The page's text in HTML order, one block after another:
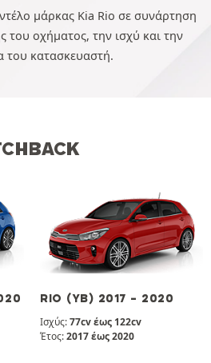
μάρκας Kia Rio σε συνάρτηση
του οχήματος, την ισχύ και την
του κατασκευαστή.
RIO (YB) 2017 - 2020
Ισχύς:77cv έως 122cv
Έτος:2017 έως 2020